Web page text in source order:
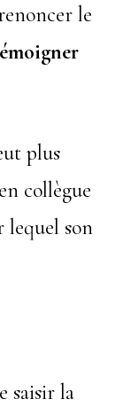
le
plus
collègue
lequel son
saisir la